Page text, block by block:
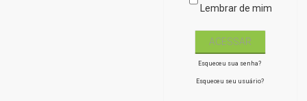
Lembrar de mim
Esqueceu sua senha?
Esqueceu seu usuário?